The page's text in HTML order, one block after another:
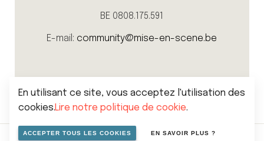
BE 0808.175.591
E-mail: community@mise-en-scene.be
En utilisant ce site, vous acceptez l'utilisation des
cookies.Lire notre politique de cookie.
ACCEPTER TOUS LES COOKIES EN SAVOIR PLUS ?